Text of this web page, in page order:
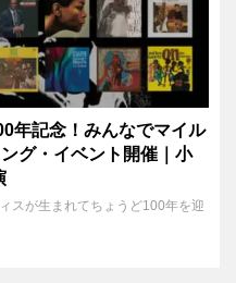
年記念！みんなでマイル
グ・イベント開催｜小
スが生まれてちょうど100年を迎